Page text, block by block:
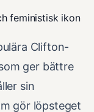
feministisk ikon
Clifton-
ger bättre
sin
gör löpsteget